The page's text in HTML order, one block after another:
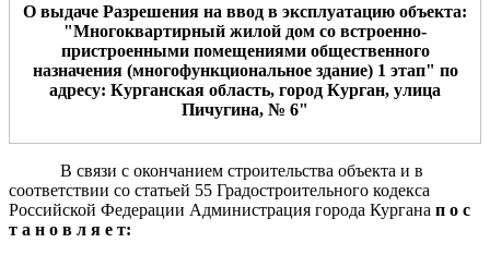
О выдаче Разрешения на ввод в эксплуатацию объекта:
"Многоквартирный жилой дом со встроенно-
пристроенными помещениями общественного
назначения (многофункциональное здание) 1 этап" по
адресу: Курганская область, город Курган, улица
Пичугина, № 6"
В связи с окончанием строительства объекта и в
соответствии со статьей 55 Градостроительного кодекса
Российской Федерации Администрация города Кургана п о с
т а н о в л я е т: